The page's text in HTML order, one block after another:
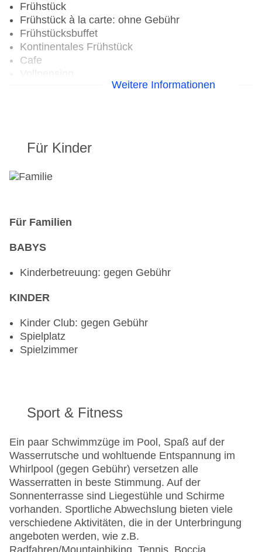
Frühstück
Frühstück à la carte: ohne Gebühr
Frühstücksbuffet
Kontinentales Frühstück
Cafe
Weitere Informationen
Für Kinder
Für Familien
BABYS
Kinderbetreuung: gegen Gebühr
KINDER
Kinder Club: gegen Gebühr
Spielplatz
Spielzimmer
Sport & Fitness
Ein paar Schwimmzüge im Pool, Spaß auf der
Wasserrutsche und wohltuende Entspannung im
Whirlpool (gegen Gebühr) versetzen alle
Wasserratten in beste Stimmung. Auf der
Sonnenterrasse sind Liegestühle und Schirme
vorhanden. Sportliche Abwechslung bieten viele
verschiedene Aktivitäten, die in der Unterbringung
angeboten werden, wie z.B.